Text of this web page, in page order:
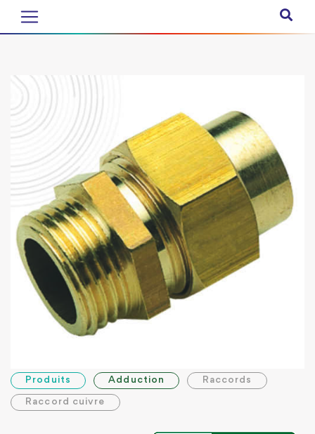
Produits Adduction Raccords
Raccord cuivre